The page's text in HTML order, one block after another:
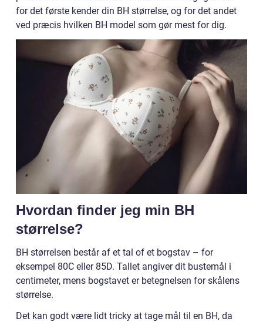
for det første kender din BH størrelse, og for det andet
ved præcis hvilken BH model som gør mest for dig.
Hvordan finder jeg min BH
størrelse?
BH størrelsen består af et tal of et bogstav – for
eksempel 80C eller 85D. Tallet angiver dit bustemål i
centimeter, mens bogstavet er betegnelsen for skålens
størrelse.
Det kan godt være lidt tricky at tage mål til en BH, da